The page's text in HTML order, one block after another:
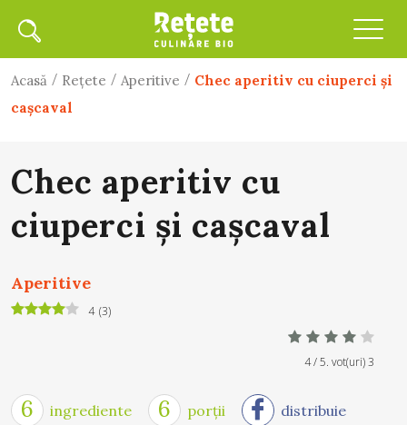
Acasă / Rețete / Aperitive / Chec aperitiv cu ciuperci şi
caşcaval
Chec aperitiv cu
ciuperci şi caşcaval
Aperitive
4 (3)
4/ 5. vot(uri)3
6 ingrediente 6 porții distribuie